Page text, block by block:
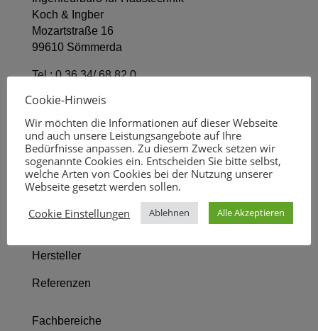
Koch & Ingber
Mozartstraße 16
99610 Sömmerda
Tel.:0 36 34/ 68 82 0
kontakt@koch-ingber.de
Startseite
Wir über uns
Hersteller
Referenzen
Fachbereiche
Cookie-Hinweis
Wir möchten die Informationen auf dieser Webseite
und auch unsere Leistungsangebote auf Ihre
Bedürfnisse anpassen. Zu diesem Zweck setzen wir
sogenannte Cookies ein. Entscheiden Sie bitte selbst,
welche Arten von Cookies bei der Nutzung unserer
Webseite gesetzt werden sollen.
Cookie Einstellungen
Ablehnen Alle Akzeptieren